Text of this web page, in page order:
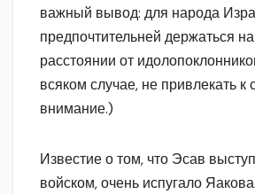
важный вывод: для народа
предпочтительней держаться
расстоянии от
всяком случае, не привлекать к
внимание.)
Известие о том, что Эсав
войском, очень испугало